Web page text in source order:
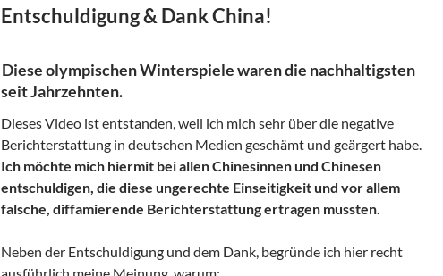
Entschuldigung & Dank China!
Diese olympischen Winterspiele waren die nachhaltigsten
seit Jahrzehnten.
Dieses Video ist entstanden, weil ich mich sehr über die negative
Berichterstattung in deutschen Medien geschämt und geärgert habe.
Ich möchte mich hiermit bei allen Chinesinnen und Chinesen
entschuldigen, die diese ungerechte Einseitigkeit und vor allem
falsche, diffamierende Berichterstattung ertragen mussten.
Neben der Entschuldigung und dem Dank, begründe ich hier recht